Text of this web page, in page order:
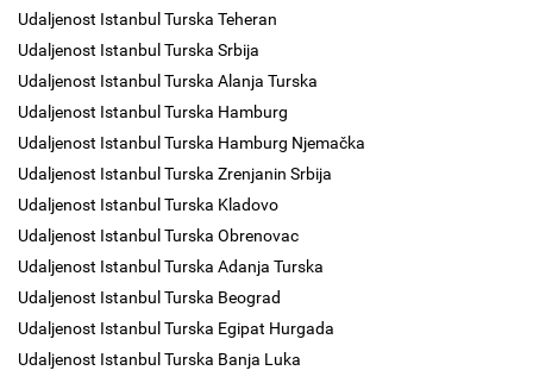
Udaljenost Istanbul Turska Teheran
Udaljenost Istanbul Turska Srbija
Udaljenost Istanbul Turska Alanja Turska
Udaljenost Istanbul Turska Hamburg
Udaljenost Istanbul Turska Hamburg Njemačka
Udaljenost Istanbul Turska Zrenjanin Srbija
Udaljenost Istanbul Turska Kladovo
Udaljenost Istanbul Turska Obrenovac
Udaljenost Istanbul Turska Adanja Turska
Udaljenost Istanbul Turska Beograd
Udaljenost Istanbul Turska Egipat Hurgada
Udaljenost Istanbul Turska Banja Luka